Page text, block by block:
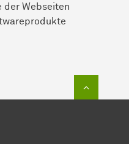
der Webseiten